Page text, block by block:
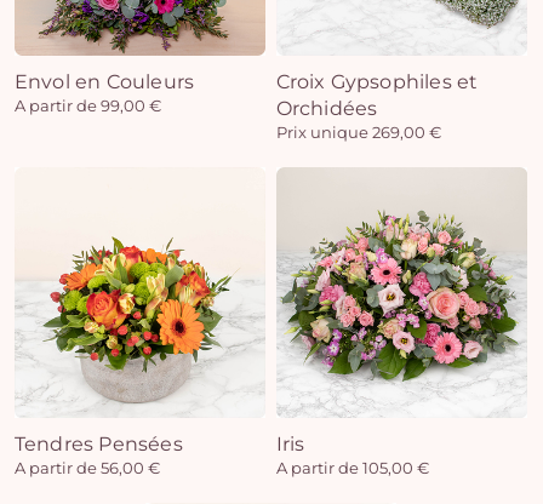
Envol en Couleurs
A partir de 99,00 €
Croix Gypsophiles et
Orchidées
Prix unique 269,00 €
Tendres Pensées
A partir de 56,00 €
Iris
A partir de 105,00 €